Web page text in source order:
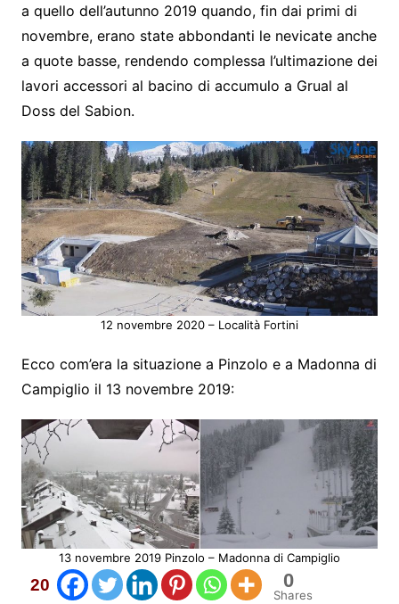
a quello dell’autunno 2019 quando, fin dai primi di
novembre, erano state abbondanti le nevicate anche
a quote basse, rendendo complessa l’ultimazione dei
lavori accessori al bacino di accumulo a Grual al
Doss del Sabion.
12 novembre 2020 – Località Fortini
Ecco com’era la situazione a Pinzolo e a Madonna di
Campiglio il 13 novembre 2019:
13 novembre 2019 Pinzolo – Madonna di Campiglio
20 0
Shares